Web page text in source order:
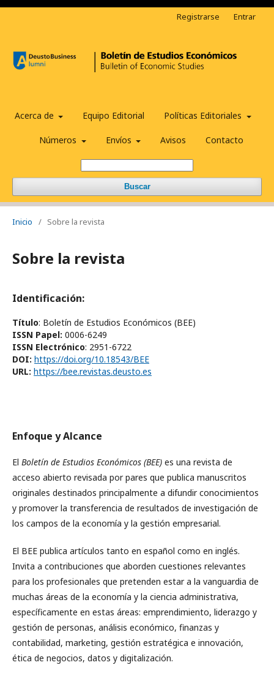
Acerca de Equipo Editorial Políticas Editoriales
Números Envíos Avisos Contacto
Buscar
Registrarse Entrar
Inicio / Sobre la revista
Sobre la revista
Identificación:
Título: Boletín de Estudios Económicos (BEE)
ISSN Papel: 0006-6249
ISSN Electrónico: 2951-6722
DOI: https://doi.org/10.18543/BEE
URL: https://bee.revistas.deusto.es
Enfoque y Alcance
El Boletín de Estudios Económicos (BEE) es una revista de
acceso abierto revisada por pares que publica manuscritos
originales destinados principalmente a difundir conocimientos
y promover la transferencia de resultados de investigación de
los campos de la economía y la gestión empresarial.
El BEE publica artículos tanto en español como en inglés.
Invita a contribuciones que aborden cuestiones relevantes
para los profesionales que pretenden estar a la vanguardia de
muchas áreas de la economía y la ciencia administrativa,
específicamente en estas áreas: emprendimiento, liderazgo y
gestión de personas, análisis económico, finanzas y
contabilidad, marketing, gestión estratégica e innovación,
ética de negocios, datos y digitalización.